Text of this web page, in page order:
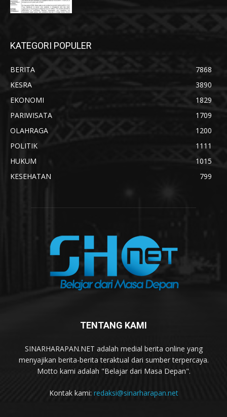
KATEGORI POPULER
BERITA
7868
KESRA
3890
EKONOMI
1829
PARIWISATA
1709
OLAHRAGA
1200
POLITIK
1111
HUKUM
1015
KESEHATAN
799
TENTANG KAMI
SINARHARAPAN.NET adalah medial berita online yang
menyajikan berita-berita teraktual dari sumber terpercaya.
Motto kami adalah "Belajar dari Masa Depan".
Kontak kami: redaksi@sinarharapan.net